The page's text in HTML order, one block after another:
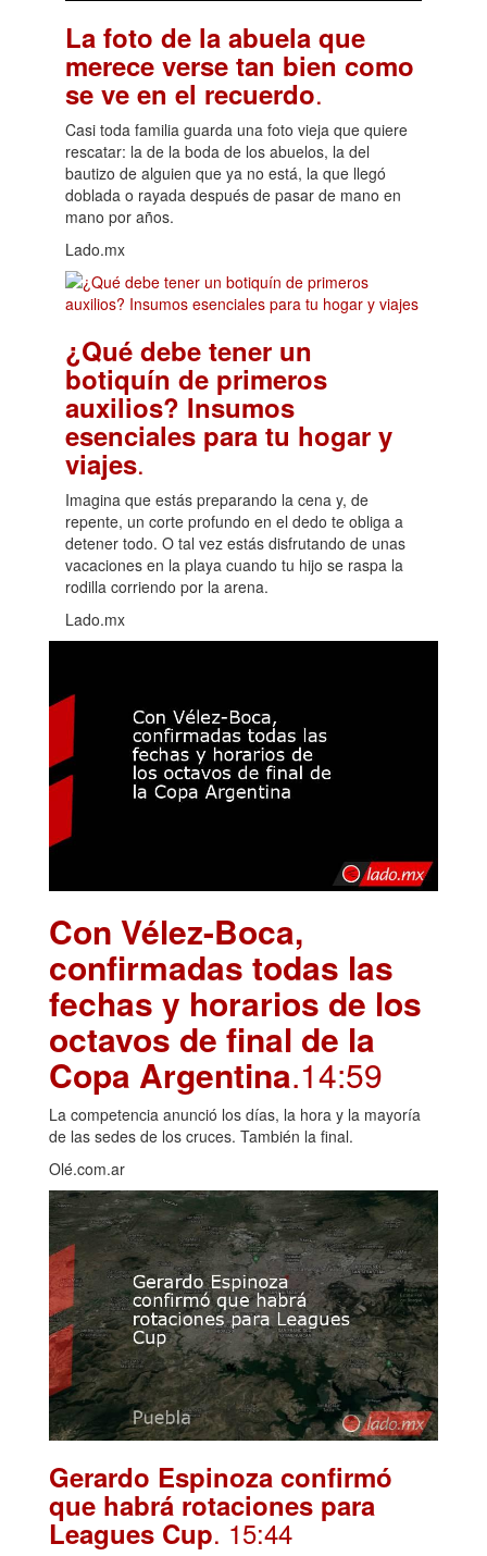
La foto de la abuela que
merece verse tan bien como
se ve en el recuerdo.
Casi toda familia guarda una foto vieja que quiere
rescatar: la de la boda de los abuelos, la del
bautizo de alguien que ya no está, la que llegó
doblada o rayada después de pasar de mano en
mano por años.
Lado.mx
¿Qué debe tener un
botiquín de primeros
auxilios? Insumos
esenciales para tu hogar y
viajes.
Imagina que estás preparando la cena y, de
repente, un corte profundo en el dedo te obliga a
detener todo. O tal vez estás disfrutando de unas
vacaciones en la playa cuando tu hijo se raspa la
rodilla corriendo por la arena.
Lado.mx
Con Vélez-Boca,
confirmadas todas las
fechas y horarios de los
octavos de final de la
Copa Argentina.14:59
La competencia anunció los días, la hora y la mayoría
de las sedes de los cruces. También la final.
Olé.com.ar
Gerardo Espinoza confirmó
que habrá rotaciones para
Leagues Cup. 15:44